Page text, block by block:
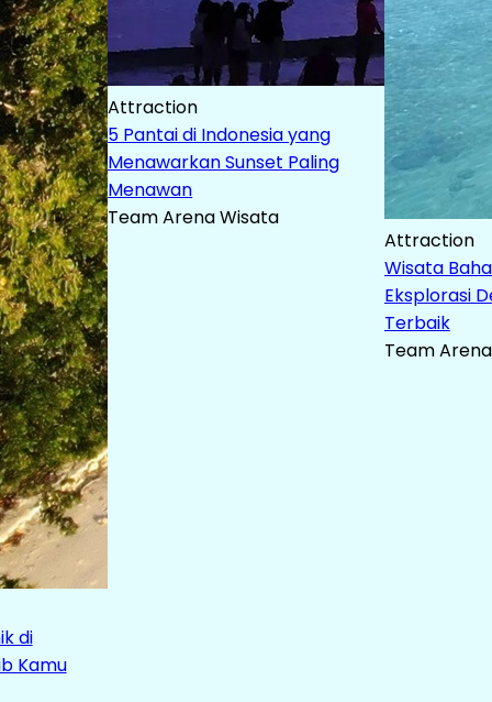
di
Kamu
Attraction
5 Pantai di Indonesia yang
Menawarkan Sunset Paling
Menawan
Team Arena Wisata
Attraction
Wisata
Eksplorasi
Terbaik
Team